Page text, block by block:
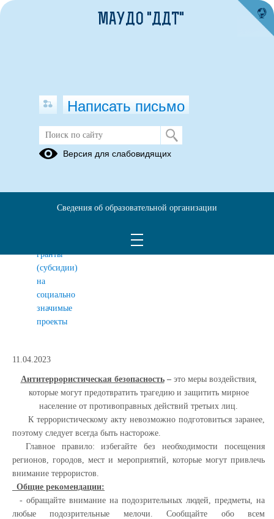
Антитеррористическая безопасность
российских
гранты
(субсидии)
на
социально
значимые
проекты
11.04.2023
Антитеррористическая безопасность–это меры воздействия,
которые могут предотвратить трагедию и защитить мирное
население от противоправных действий третьих лиц.
К террористическому акту невозможно подготовиться заранее,
поэтому следует всегда быть настороже.
Главное правило: избегайте без необходимости посещения
регионов, городов, мест и мероприятий, которые могут привлечь
внимание террористов.
Общие рекомендации:
- обращайте внимание на подозрительных людей, предметы, на
любые подозрительные мелочи. Сообщайте обо всем
МАУДО "ДДТ"
Написать письмо
Версия для слабовидящих
Сведения об образовательной организации